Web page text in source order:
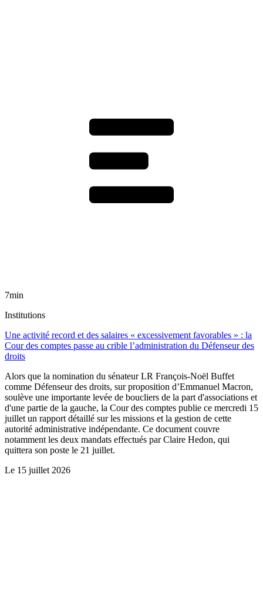
7min
Institutions
Une activité record et des salaires « excessivement favorables » : la
Cour des comptes passe au crible l’administration du Défenseur des
droits
Alors que la nomination du sénateur LR François-Noël Buffet
comme Défenseur des droits, sur proposition d’Emmanuel Macron,
soulève une importante levée de boucliers de la part d'associations et
d'une partie de la gauche, la Cour des comptes publie ce mercredi 15
juillet un rapport détaillé sur les missions et la gestion de cette
autorité administrative indépendante. Ce document couvre
notamment les deux mandats effectués par Claire Hedon, qui
quittera son poste le 21 juillet.
Le 15 juillet 2026